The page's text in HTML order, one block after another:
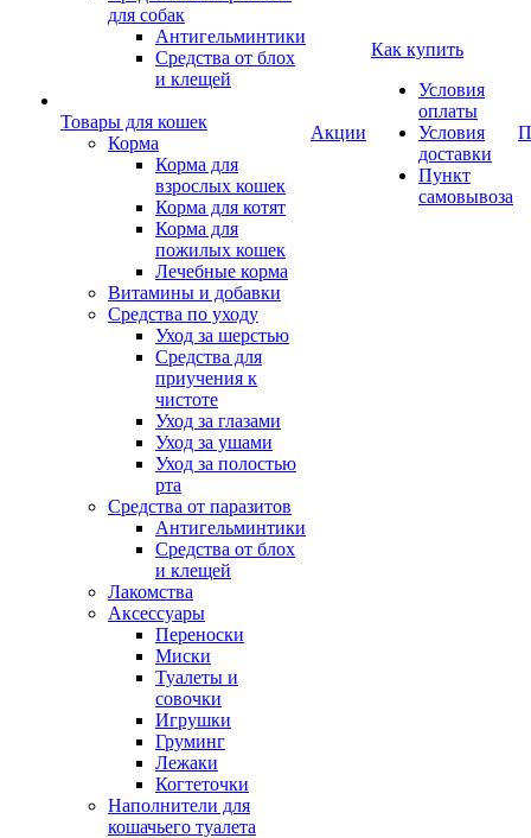
для собак
Антигельминтики
Средства от блох
и клещей
Товары для кошек
Корма
Корма для
взрослых кошек
Корма для котят
Корма для
пожилых кошек
Лечебные корма
Витамины и добавки
Средства по уходу
Уход за шерстью
Средства для
приучения к
чистоте
Уход за глазами
Уход за ушами
Уход за полостью
рта
Средства от паразитов
Антигельминтики
Средства от блох
и клещей
Лакомства
Аксессуары
Переноски
Миски
Туалеты и
совочки
Игрушки
Груминг
Лежаки
Когтеточки
Наполнители для
кошачьего туалета
Акции
Как купить
Условия
оплаты
Условия
доставки
Пункт
самовывоза